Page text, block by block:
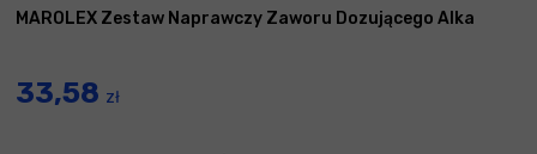
MAROLEX Zestaw Naprawczy Zaworu Dozującego Alka
33,58 zł